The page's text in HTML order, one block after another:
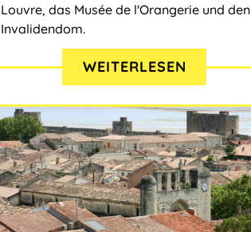
Louvre, das Musée de l'Orangerie und den
Invalidendom.
WEITERLESEN